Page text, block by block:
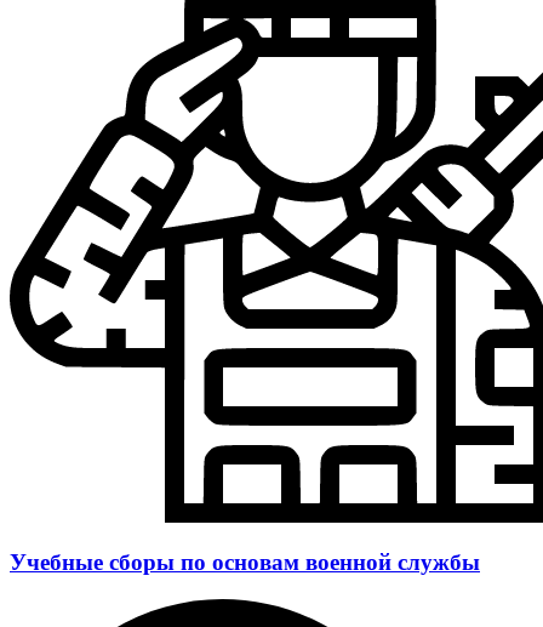
Учебные сборы по основам военной службы